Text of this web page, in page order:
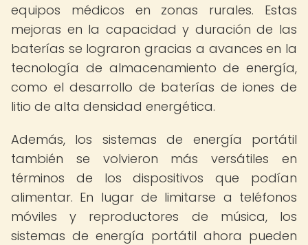
equipos médicos en zonas rurales. Estas
mejoras en la capacidad y duración de las
baterías se lograron gracias a avances en la
tecnología de almacenamiento de energía,
como el desarrollo de baterías de iones de
litio de alta densidad energética.
Además, los sistemas de energía portátil
también se volvieron más versátiles en
términos de los dispositivos que podían
alimentar. En lugar de limitarse a teléfonos
móviles y reproductores de música, los
sistemas de energía portátil ahora pueden